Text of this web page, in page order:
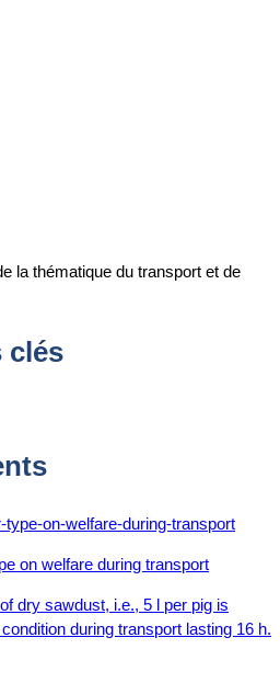
la thématique du transport et de
clés
on welfare during transport
dry sawdust, i.e., 5 l per pig is
during transport lasting 16 h.